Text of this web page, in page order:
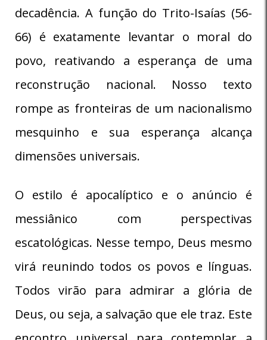
decadência. A função do Trito-Isaías (56-
66) é exatamente levantar o moral do
povo, reativando a esperança de uma
reconstrução nacional. Nosso texto
rompe as fronteiras de um nacionalismo
mesquinho e sua esperança alcança
dimensões universais.
O estilo é apocalíptico e o anúncio é
messiânico com perspectivas
escatológicas. Nesse tempo, Deus mesmo
virá reunindo todos os povos e línguas.
Todos virão para admirar a glória de
Deus, ou seja, a salvação que ele traz. Este